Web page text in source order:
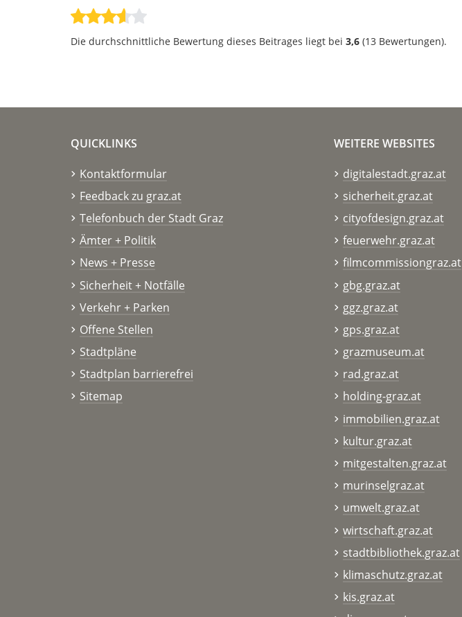
Die durchschnittliche Bewertung dieses Beitrages liegt bei 3,6 (13 Bewertungen).
QUICKLINKS
Kontaktformular
Feedback zu graz.at
Telefonbuch der Stadt Graz
Ämter + Politik
News + Presse
Sicherheit + Notfälle
Verkehr + Parken
Offene Stellen
Stadtpläne
Stadtplan barrierefrei
Sitemap
WEITERE WEBSITES
digitalestadt.graz.at
sicherheit.graz.at
cityofdesign.graz.at
feuerwehr.graz.at
filmcommissiongraz.at
gbg.graz.at
ggz.graz.at
gps.graz.at
grazmuseum.at
rad.graz.at
holding-graz.at
immobilien.graz.at
kultur.graz.at
mitgestalten.graz.at
murinselgraz.at
umwelt.graz.at
wirtschaft.graz.at
stadtbibliothek.graz.at
klimaschutz.graz.at
kis.graz.at